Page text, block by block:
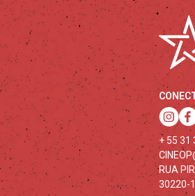
+ 55 31
RUA
30220-